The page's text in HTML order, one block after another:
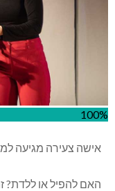
100%
אישה צעירה מגיעה
האם להפיל או ללדת?